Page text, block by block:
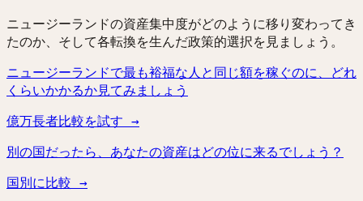
ニュージーランドの資産集中度がどのように移り変わってき
たのか、そして各転換を生んだ政策的選択を見ましょう。
ニュージーランドで最も裕福な人と同じ額を稼ぐのに、どれ
くらいかかるか見てみましょう
億万長者比較を試す →
別の国だったら、あなたの資産はどの位に来るでしょう？
国別に比較 →